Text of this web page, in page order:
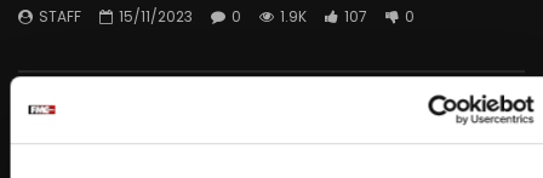
STAFF 15/11/2023 0 1.9K 107 0